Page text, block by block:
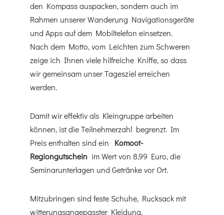
den Kompass auspacken, sondern auch im
Rahmen unserer Wanderung Navigationsgeräte
und Apps auf dem Mobiltelefon einsetzen.
Nach dem Motto, vom Leichten zum Schweren
zeige ich Ihnen viele hilfreiche Kniffe, so dass
wir gemeinsam unser Tagesziel erreichen
werden.
Damit wir effektiv als Kleingruppe arbeiten
können, ist die Teilnehmerzahl begrenzt. Im
Preis enthalten sind ein
Komoot-
Regiongutschein im Wert von 8,99 Euro, die
Seminarunterlagen und Getränke vor Ort.
Mitzubringen sind feste Schuhe, Rucksack mit
witterungsangepasster Kleidung,